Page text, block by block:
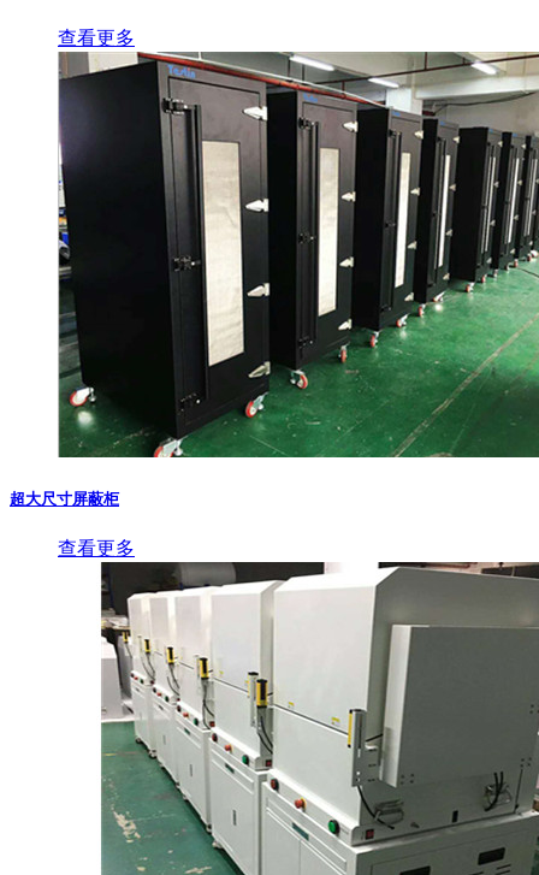
查看更多
超大尺寸屏蔽柜
查看更多